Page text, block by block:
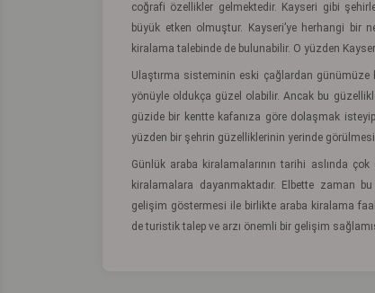
coğrafi özellikler gelmektedir. Kayseri gibi
büyük etken olmuştur. Kayseri’ye herhangi bir
kiralama talebinde de bulunabilir. O yüzden
Ulaştırma sisteminin eski çağlardan
yönüyle oldukça güzel olabilir. Ancak bu
güzide bir kentte kafanıza göre dolaşmak
yüzden bir şehrin güzelliklerinin yerinde
Günlük araba kiralamalarının tarihi aslında
kiralamalara dayanmaktadır. Elbette zaman
gelişim göstermesi ile birlikte araba kiralama
de turistik talep ve arzı önemli bir gelişim